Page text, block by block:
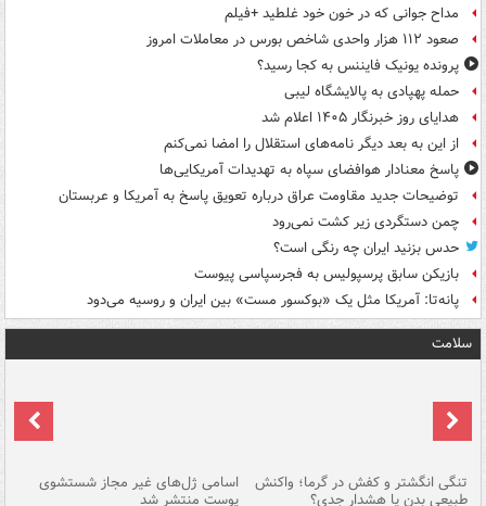
مداح جوانی که در خون خود غلطید +فیلم
صعود ۱۱۲ هزار واحدی شاخص بورس در معاملات امروز
پرونده یونیک فایننس به کجا رسید؟
حمله پهپادی به پالایشگاه لیبی
هدایای روز خبرنگار ۱۴۰۵ اعلام شد
از این به بعد دیگر نامه‌های استقلال را امضا نمی‌کنم
پاسخ معنادار هوافضای سپاه به تهدیدات آمریکایی‌ها
توضیحات جدید مقاومت عراق درباره تعویق پاسخ به آمریکا و عربستان
چمن دستگردی زیر کشت نمی‌رود
حدس بزنید ایران چه رنگی است؟
بازیکن سابق پرسپولیس به فجرسپاسی پیوست
پانه‌تا: آمریکا مثل یک «بوکسور مست» بین ایران و روسیه می‌دود
سلامت
تنگی انگشتر و کفش در گرما؛ واکنش
طبیعی بدن یا هشدار جدی؟
اسامی ژل‌های غیر مجاز شستشوی
پوست منتشر شد